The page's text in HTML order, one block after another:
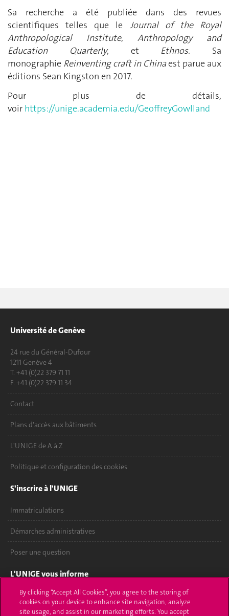
Sa recherche a été publiée dans des revues
scientifiques telles que le Journal of the Royal
Anthropological Institute, Anthropology and
Education Quarterly, et Ethnos. Sa
monographie Reinventing craft in Chinaest parue aux
éditions Sean Kingston en 2017.
Pour plus de détails,
voir https://unige.academia.edu/GeoffreyGowlland
Université de Genève
24 rue du Général-Dufour
1211 Genève 4
T. +41 (0)22 379 71 11
F. +41 (0)22 379 11 34
Contact
Plans d'accès aux bâtiments
L'UNIGE de A à Z
Politique et configuration des cookies
S'inscrire à l'UNIGE
Immatriculations
Démarches administratives
Poser une question
L'UNIGE vous informe
UNIGE Mobile
By clicking “Accept All Cookies”, you agree to the storing of
cookies on your device to enhance site navigation, analyze
site usage, and assist in our marketing efforts. You accept